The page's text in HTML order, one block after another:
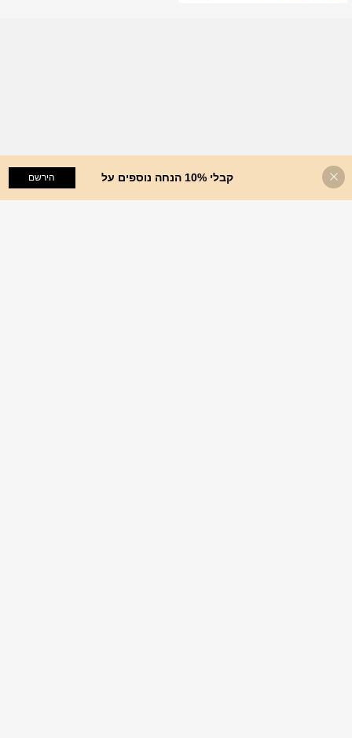
%40 הנחה! הוסף לעגלת הקניות קבלי 10% הנחה נוספים על הירשם